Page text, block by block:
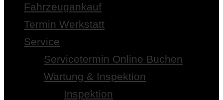
Fahrzeugankauf
Termin Werkstatt
Service
Servicetermin Online Buchen
Wartung & Inspektion
Inspektion